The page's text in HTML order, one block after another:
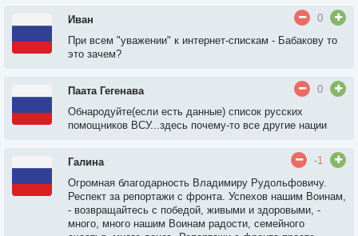
Иван
0
При всем "уважении" к интернет-спискам - Бабакову то
это зачем?
Паата Гегенава
0
Обнародуйте(если есть данные) список русских
помощников ВСУ...здесь почему-то все другие нации
Галина
-1
Огромная благодарность Владимиру Рудольфовичу.
Респект за репортажи с фронта. Успехов нашим Воинам,
- возвращайтесь с победой, живыми и здоровыми, -
много, много нашим Воинам радости, семейного